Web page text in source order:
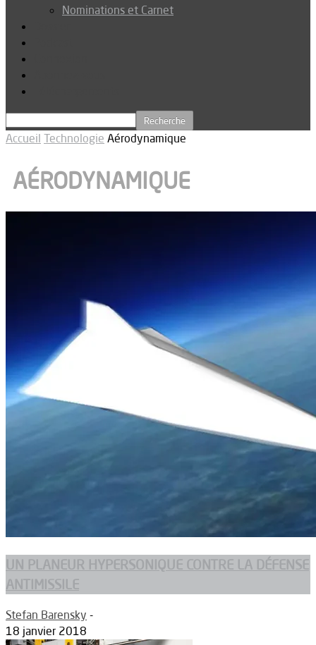
Nominations et Carnet
Accueil Technologie Aérodynamique
AÉRODYNAMIQUE
UN PLANEUR HYPERSONIQUE CONTRE LA DÉFENSE
ANTIMISSILE
Stefan Barensky -
18 janvier 2018